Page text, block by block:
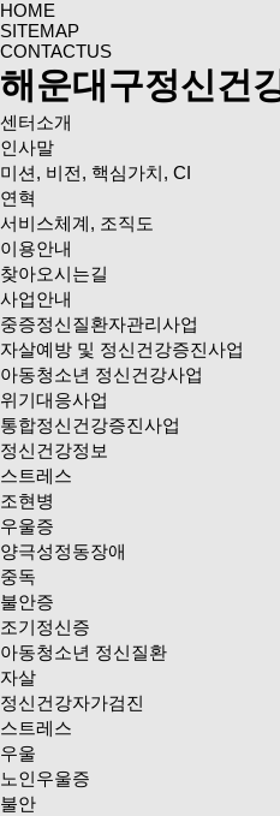
HOME
SITEMAP
CONTACTUS
해운대구정신건
센터소개
인사말
미션, 비전, 핵심가치, CI
연혁
서비스체계, 조직도
이용안내
찾아오시는길
사업안내
중증정신질환자관리사업
자살예방 및 정신건강증진사업
아동청소년 정신건강사업
위기대응사업
통합정신건강증진사업
정신건강정보
스트레스
조현병
우울증
양극성정동장애
중독
불안증
조기정신증
아동청소년 정신질환
자살
정신건강자가검진
스트레스
우울
노인우울증
불안